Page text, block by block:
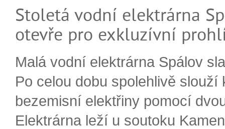
Stoletá vodní elektrárna
otevře pro exkluzívní
Malá vodní elektrárna Spálov
Po celou dobu spolehlivě slouží
bezemisní elektřiny pomocí
Elektrárna leží u soutoku